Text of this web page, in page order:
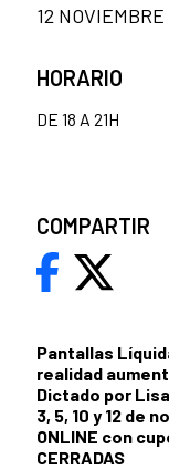
Pantallas
realidad
Dictado por
3, 5, 10 y 12 de
ONLINE con
CERRADAS
12
HORARIO
DE 18 A 21H
COMPARTIR